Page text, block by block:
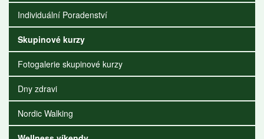
Individuální Poradenství
Skupinové kurzy
Fotogalerie skupinové kurzy
Dny zdravi
Nordic Walking